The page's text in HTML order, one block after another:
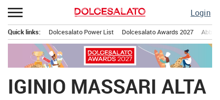
Passa
al
contenuto
Login
principale
Quick links: Dolcesalato Power List Dolcesalato Awards 2027
IGINIO MASSARI ALTA